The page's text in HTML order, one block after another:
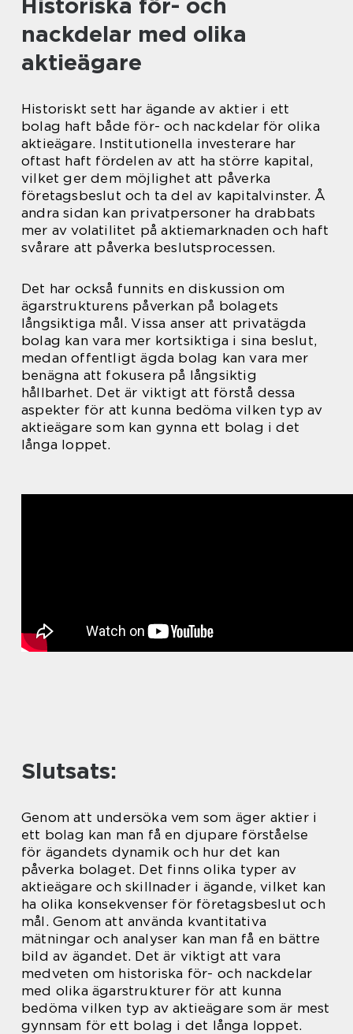
nackdelar med olika
aktieägare
Historiskt sett har ägande av aktier i ett
bolag haft både för- och nackdelar för olika
aktieägare. Institutionella investerare har
oftast haft fördelen av att ha större kapital,
vilket ger dem möjlighet att påverka
företagsbeslut och ta del av kapitalvinster. Å
andra sidan kan privatpersoner ha drabbats
mer av volatilitet på aktiemarknaden och haft
svårare att påverka beslutsprocessen.
Det har också funnits en diskussion om
ägarstrukturens påverkan på bolagets
långsiktiga mål. Vissa anser att privatägda
bolag kan vara mer kortsiktiga i sina beslut,
medan offentligt ägda bolag kan vara mer
benägna att fokusera på långsiktig
hållbarhet. Det är viktigt att förstå dessa
aspekter för att kunna bedöma vilken typ av
aktieägare som kan gynna ett bolag i det
långa loppet.
Slutsats:
Genom att undersöka vem som äger aktier i
ett bolag kan man få en djupare förståelse
för ägandets dynamik och hur det kan
påverka bolaget. Det finns olika typer av
aktieägare och skillnader i ägande, vilket kan
ha olika konsekvenser för företagsbeslut och
mål. Genom att använda kvantitativa
mätningar och analyser kan man få en bättre
bild av ägandet. Det är viktigt att vara
medveten om historiska för- och nackdelar
med olika ägarstrukturer för att kunna
bedöma vilken typ av aktieägare som är mest
gynnsam för ett bolag i det långa loppet.